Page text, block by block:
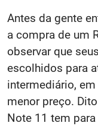
Antes da gente
a compra de um
observar que
escolhidos para
intermediário,
menor preço.
Note 11 tem